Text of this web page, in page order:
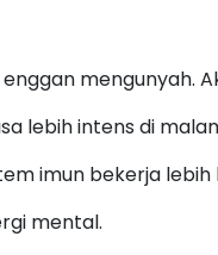
mengunyah.
lebih intens di
imun bekerja lebih
mental.